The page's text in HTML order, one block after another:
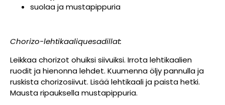
suolaa ja mustapippuria
Chorizo-lehtikaaliquesadillat:
Leikkaa chorizot ohuiksi siivuiksi. Irrota lehtikaalien
ruodit ja hienonna lehdet. Kuumenna öljy pannulla ja
ruskista chorizosiivut. Lisää lehtikaali ja paista hetki.
Mausta ripauksella mustapippuria.